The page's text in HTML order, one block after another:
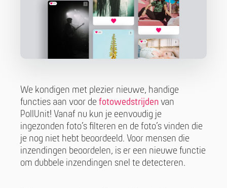
We kondigen met plezier nieuwe, handige
functies aan voor de fotowedstrijden van
PollUnit! Vanaf nu kun je eenvoudig je
ingezonden foto’s filteren en de foto’s vinden die
je nog niet hebt beoordeeld. Voor mensen die
inzendingen beoordelen, is er een nieuwe functie
om dubbele inzendingen snel te detecteren.